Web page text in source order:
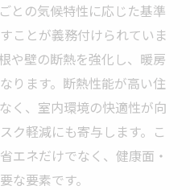
との気候特性に応じた基準
ことが義務付けられていま
や壁の断熱を強化し、暖房
ります。断熱性能が高い住
く、室内環境の快適性が向
ク軽減にも寄与します。こ
エネだけでなく、健康面・
な要素です。